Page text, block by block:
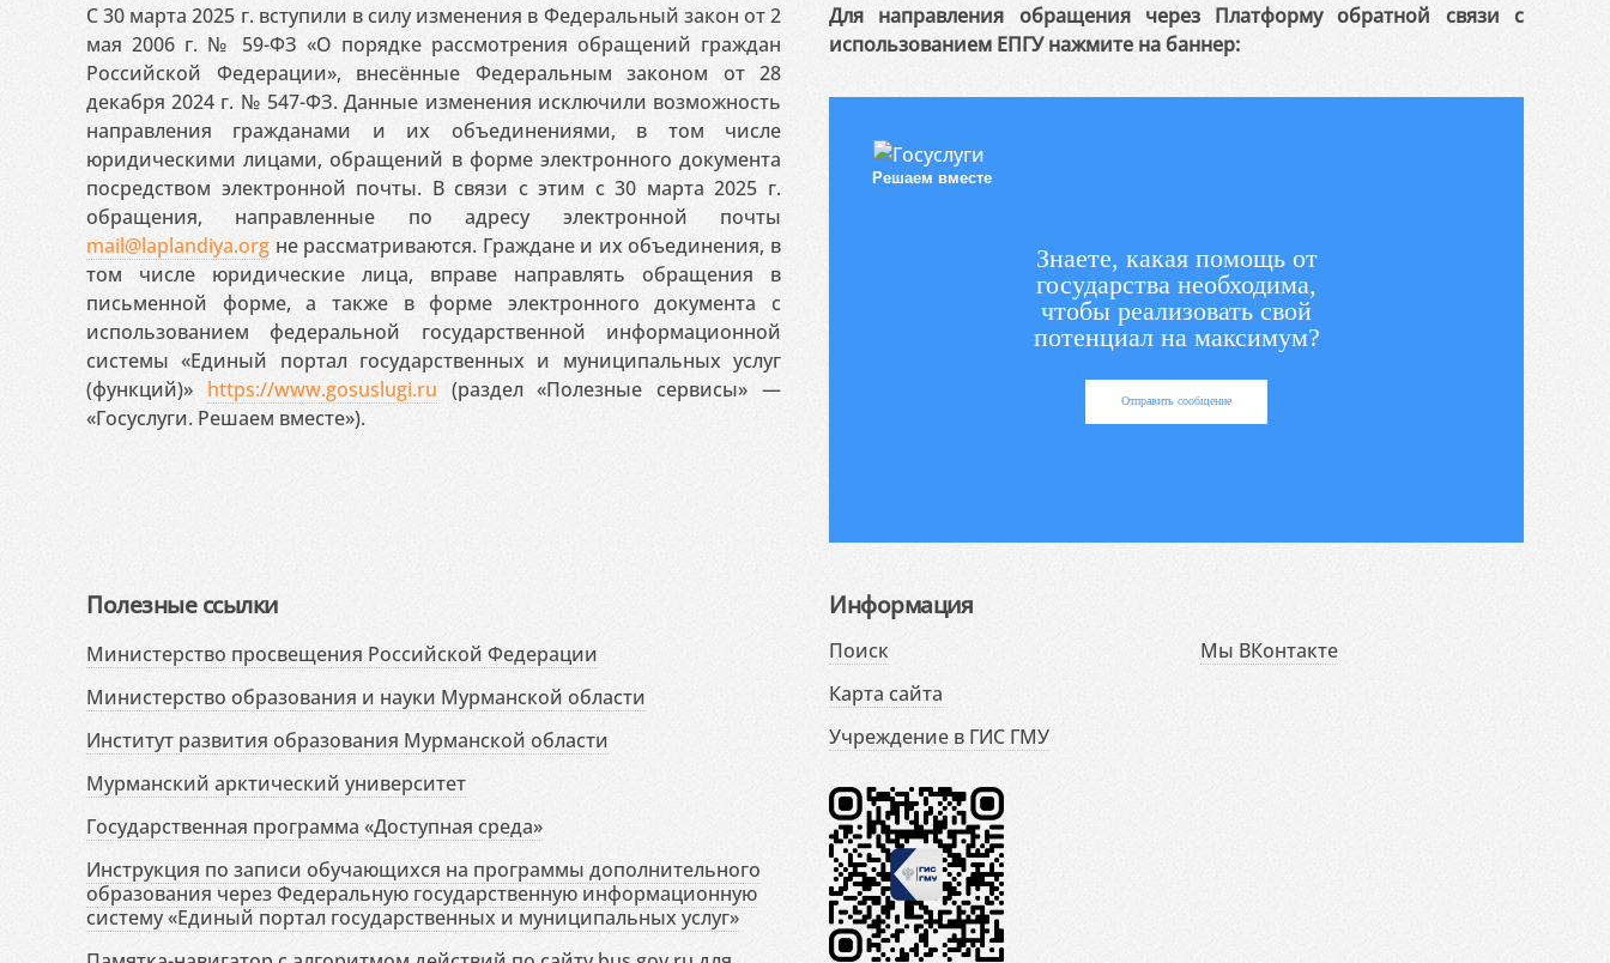
С 30 марта 2025 г. вступили в силу изменения в Федеральный закон от 2
мая 2006 г. № 59-ФЗ «О порядке рассмотрения обращений граждан
Российской Федерации», внесённые Федеральным законом от 28
декабря 2024 г. № 547-ФЗ. Данные изменения исключили возможность
направления гражданами и их объединениями, в том числе
юридическими лицами, обращений в форме электронного документа
посредством электронной почты. В связи с этим с 30 марта 2025 г.
обращения, направленные по адресу электронной почты
mail@laplandiya.org не рассматриваются. Граждане и их объединения, в
том числе юридические лица, вправе направлять обращения в
письменной форме, а также в форме электронного документа с
использованием федеральной государственной информационной
системы «Единый портал государственных и муниципальных услуг
(функций)» https://www.gosuslugi.ru (раздел «Полезные сервисы» —
«Госуслуги. Решаем вместе»).
Для направления обращения через Платформу обратной связи с
использованием ЕПГУ нажмите на баннер:
Решаем вместе
Знаете, какая помощь от
государства необходима,
чтобы реализовать свой
потенциал на максимум?
Отправить сообщение
Полезные ссылки
Министерство просвещения Российской Федерации
Министерство образования и науки Мурманской области
Институт развития образования Мурманской области
Мурманский арктический университет
Государственная программа «Доступная среда»
Инструкция по записи обучающихся на программы дополнительного
образования через Федеральную государственную информационную
систему «Единый портал государственных и муниципальных услуг»
Информация
Поиск
Карта сайта
Учреждение в ГИС ГМУ
Мы ВКонтакте